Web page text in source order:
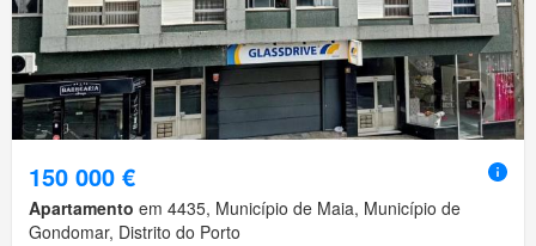
150 000 €
Apartamento em 4435, Município de Maia, Município de
Gondomar, Distrito do Porto